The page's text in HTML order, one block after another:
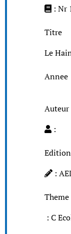
: Nr
Titre
Le
Annee
Auteur
:
Edition
:
Theme
: C